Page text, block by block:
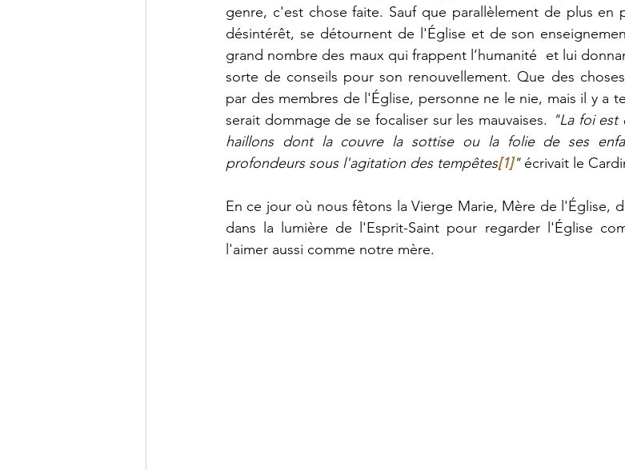
Les fruits de l'Esprit
genre, c'est chose faite. Sauf que parallèlement de plus
désintérêt, se détournent de l'Église et de son
grand nombre des maux qui frappent l’humanité  et lui
sorte de conseils pour son renouvellement. Que des
par des membres de l'Église, personne ne le nie, mais il y a
serait dommage de se focaliser sur les mauvaises. "La foi est
haillons dont la couvre la sottise ou la folie de ses
profondeurs sous l'agitation des tempêtes[1]" écrivait le
En ce jour où nous fêtons la Vierge Marie, Mère de l'Église,
dans la lumière de l'Esprit-Saint pour regarder l'Église
l'aimer aussi comme notre mère.